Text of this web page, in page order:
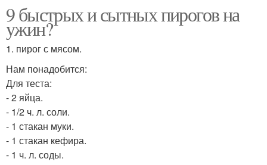
9 быстрых и сытных пирогов на
ужин?
1. пирог с мясом.
Нам понадобится:
Для теста:
- 2 яйца.
- 1/2 ч. л. соли.
- 1 стакан муки.
- 1 стакан кефира.
- 1 ч. л. соды.